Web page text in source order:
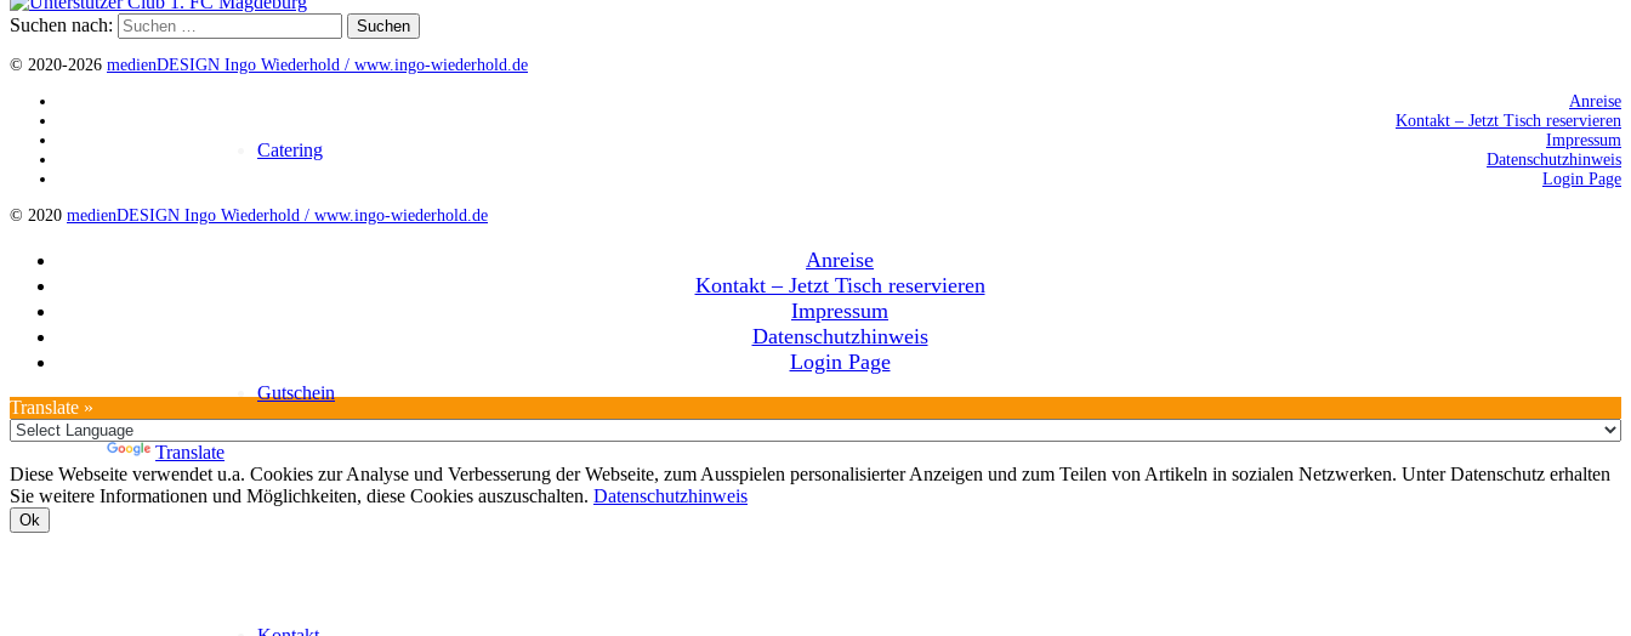
Catering
Gutschein
Suchen nach:
© 2020-2026 medienDESIGN Ingo Wiederhold / www.ingo-wiederhold.de
Anreise
Kontakt – Jetzt Tisch reservieren
Impressum
Datenschutzhinweis
Login Page
© 2020 medienDESIGN Ingo Wiederhold / www.ingo-wiederhold.de
Anreise
Kontakt – Jetzt Tisch reservieren
Impressum
Datenschutzhinweis
Login Page
Translate »
Translate
Diese Webseite verwendet u.a. Cookies zur Analyse und Verbesserung der Webseite, zum Ausspielen personalisierter Anzeigen und zum Teilen von Artikeln in sozialen Netzwerken. Unter Datenschutz erhalten
Sie weitere Informationen und Möglichkeiten, diese Cookies auszuschalten. Datenschutzhinweis
Ok